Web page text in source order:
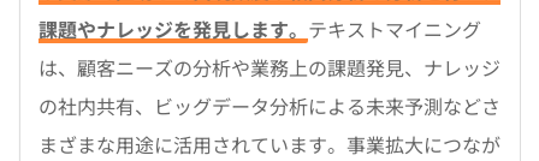
課題やナレッジを発見します。 テキストマイニング
は、顧客ニーズの分析や業務上の課題発見、ナレッジ
の社内共有、ビッグデータ分析による未来予測などさ
まざまな用途に活用されています。事業拡大につなが